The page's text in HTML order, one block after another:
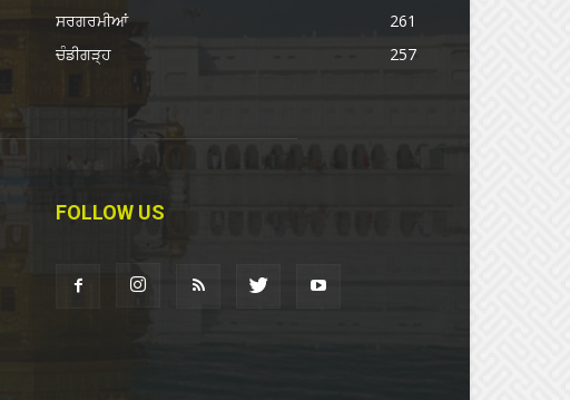
ਸਰਗਰਮੀਆਂ
261
ਚੰਡੀਗੜ੍ਹ
257
FOLLOW US